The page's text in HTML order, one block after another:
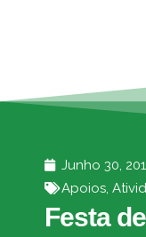
Junho 30,
Apoios,
Festa